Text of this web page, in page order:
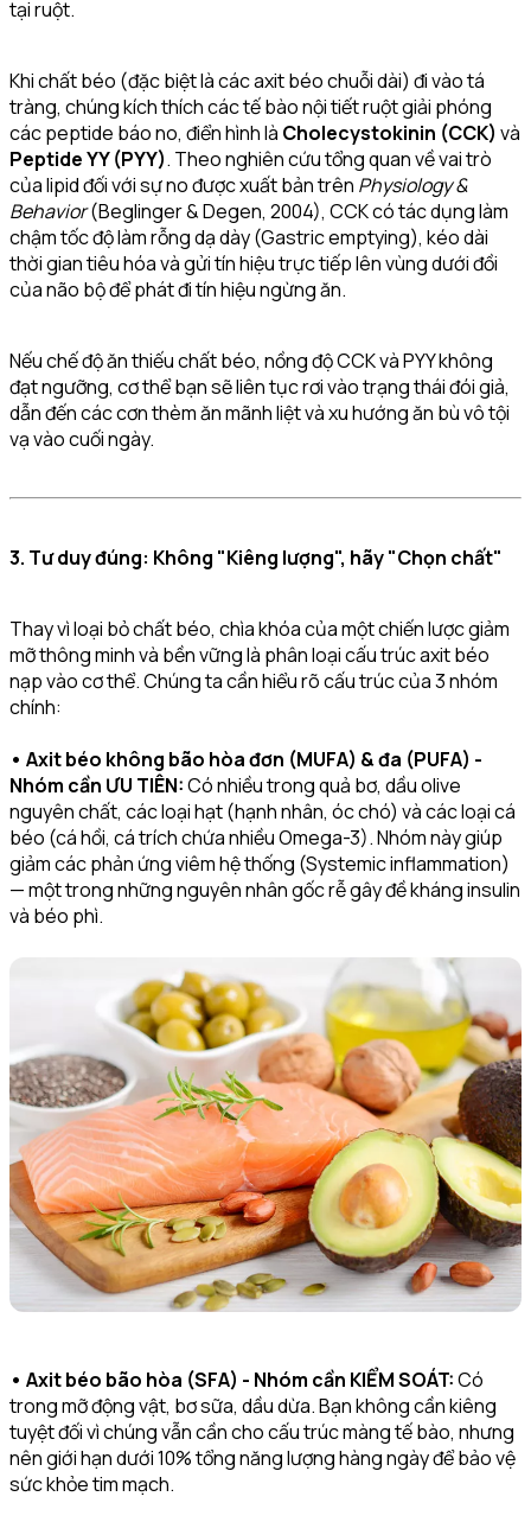
tại ruột.
Khi chất béo (đặc biệt là các axit béo chuỗi dài) đi vào tá
tràng, chúng kích thích các tế bào nội tiết ruột giải phóng
các peptide báo no, điển hình là Cholecystokinin (CCK) và
Peptide YY (PYY). Theo nghiên cứu tổng quan về vai trò
của lipid đối với sự no được xuất bản trên Physiology &
Behavior(Beglinger & Degen, 2004), CCK có tác dụng làm
chậm tốc độ làm rỗng dạ dày (Gastric emptying), kéo dài
thời gian tiêu hóa và gửi tín hiệu trực tiếp lên vùng dưới đồi
của não bộ để phát đi tín hiệu ngừng ăn.
Nếu chế độ ăn thiếu chất béo, nồng độ CCK và PYY không
đạt ngưỡng, cơ thể bạn sẽ liên tục rơi vào trạng thái đói giả,
dẫn đến các cơn thèm ăn mãnh liệt và xu hướng ăn bù vô tội
vạ vào cuối ngày.
3. Tư duy đúng: Không "Kiêng lượng", hãy "Chọn chất"
Thay vì loại bỏ chất béo, chìa khóa của một chiến lược giảm
mỡ thông minh và bền vững là phân loại cấu trúc axit béo
nạp vào cơ thể. Chúng ta cần hiểu rõ cấu trúc của 3 nhóm
chính:
• Axit béo không bão hòa đơn (MUFA) & đa (PUFA) -
Nhóm cần ƯU TIÊN:Có nhiều trong quả bơ, dầu olive
nguyên chất, các loại hạt (hạnh nhân, óc chó) và các loại cá
béo (cá hồi, cá trích chứa nhiều Omega-3). Nhóm này giúp
giảm các phản ứng viêm hệ thống (Systemic inflammation)
— một trong những nguyên nhân gốc rễ gây đề kháng insulin
và béo phì.
• Axit béo bão hòa (SFA) - Nhóm cần KIỂM SOÁT:Có
trong mỡ động vật, bơ sữa, dầu dừa. Bạn không cần kiêng
tuyệt đối vì chúng vẫn cần cho cấu trúc màng tế bào, nhưng
nên giới hạn dưới 10% tổng năng lượng hàng ngày để bảo vệ
sức khỏe tim mạch.